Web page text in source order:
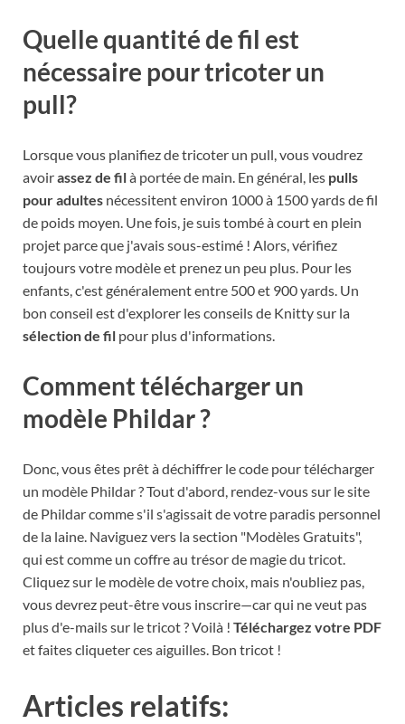
Quelle quantité de fil est
nécessaire pour tricoter un
pull?
Lorsque vous planifiez de tricoter un pull, vous voudrez
avoirassez de filà portée de main. En général, les pulls
pour adultes nécessitent environ 1000 à 1500 yards de fil
de poids moyen. Une fois, je suis tombé à court en plein
projet parce que j'avais sous-estimé ! Alors, vérifiez
toujours votre modèle et prenez un peu plus. Pour les
enfants, c'est généralement entre 500 et 900 yards. Un
bon conseil est d'explorer les conseils de Knitty sur la
sélection de fil pour plus d'informations.
Comment télécharger un
modèle Phildar ?
Donc, vous êtes prêt à déchiffrer le code pour télécharger
un modèle Phildar ? Tout d'abord, rendez-vous sur le site
de Phildar comme s'il s'agissait de votre paradis personnel
de la laine. Naviguez vers la section "Modèles Gratuits",
qui est comme un coffre au trésor de magie du tricot.
Cliquez sur le modèle de votre choix, mais n'oubliez pas,
vous devrez peut-être vous inscrire—car qui ne veut pas
plus d'e-mails sur le tricot ? Voilà ! Téléchargez votre PDF
et faites cliqueter ces aiguilles. Bon tricot !
Articles relatifs: